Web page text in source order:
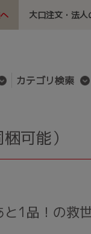
大口注文・法人
カテゴリ検索
可能）
と1品！の救